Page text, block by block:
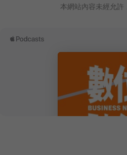
本網站內容未經允許